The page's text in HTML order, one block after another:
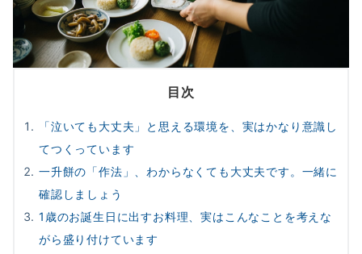
目次
「泣いても大丈夫」と思える環境を、実はかなり意識し
てつくっています
一升餅の「作法」、わからなくても大丈夫です。一緒に
確認しましょう
1歳のお誕生日に出すお料理、実はこんなことを考えな
がら盛り付けています